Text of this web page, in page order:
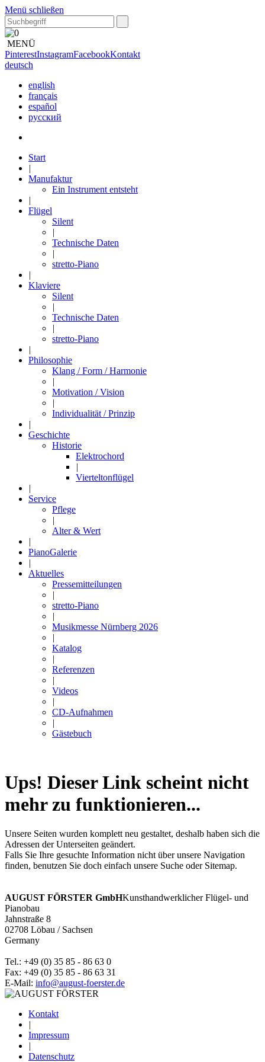
Menü schließen
MENÜ
PinterestInstagramFacebookKontakt
deutsch
english
français
español
русский
Start
|
Manufaktur
Ein Instrument entsteht
|
Flügel
Silent
|
Technische Daten
|
stretto-Piano
|
Klaviere
Silent
|
Technische Daten
|
stretto-Piano
|
Philosophie
Klang / Form / Harmonie
|
Motivation / Vision
|
Individualität / Prinzip
|
Geschichte
Historie
Elektrochord
|
Vierteltonflügel
|
Service
Pflege
|
Alter & Wert
|
PianoGalerie
|
Aktuelles
Pressemitteilungen
|
stretto-Piano
|
Musikmesse Nürnberg 2026
|
Katalog
|
Referenzen
|
Videos
|
CD-Aufnahmen
|
Gästebuch
Ups! Dieser Link scheint nicht
mehr zu funktionieren...
Unsere Seiten wurden komplett neu gestaltet, deshalb haben sich die
Adressen der Unterseiten geändert.
Falls Sie Ihre gesuchte Information nicht über unsere Navigation
finden, benutzen Sie doch einfach unsere Suche oder Sitemap.
AUGUST FÖRSTER GmbHKunsthandwerklicher Flügel- und
Pianobau
Jahnstraße 8
02708 Löbau /­ Sachsen
Germany
Tel.: +49 (0) 35 85 - 86 63 0
Fax: +49 (0) 35 85 - 86 63 31
E-Mail: info@august-foerster.de
Kontakt
|
Impressum
|
Datenschutz